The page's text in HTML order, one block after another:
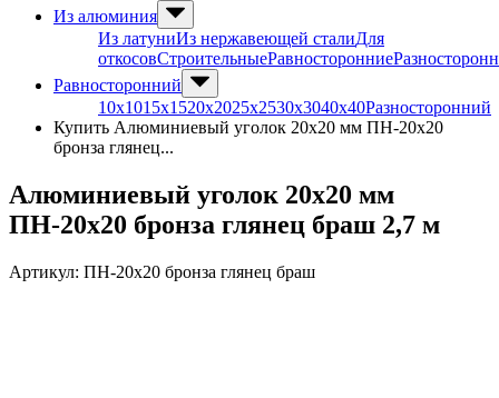
Из алюминия
Из латуниИз нержавеющей сталиДля
откосовСтроительныеРавносторонние
Равносторонний
10х1015х1520х2025х2530х3040х40Разносторонний
Купить Алюминиевый уголок 20х20 мм ПН-20х20
бронза глянец...
Алюминиевый уголок 20х20 мм
ПН-20х20 бронза глянец браш 2,7 м
Артикул: ПН-20х20 бронза глянец браш